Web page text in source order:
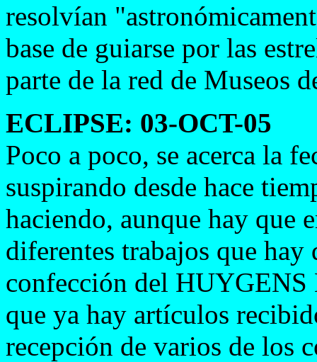
resolvían
base de guiarse por las
parte de la red de Museos
ECLIPSE: 03-OCT-05
Poco a poco, se acerca la
suspirando desde hace
haciendo, aunque hay que
diferentes trabajos que
confección del
que ya hay artículos
recepción de varios de los